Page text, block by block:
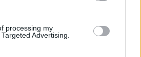
processing my
Advertising.
jelenleg is leginkább a
bár, ez az időszak mostanában